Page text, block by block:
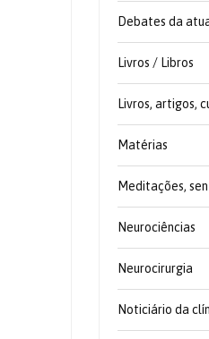
Debates da
Livros / Libros
Livros, artigos,
Matérias
Meditações,
Neurociências
Neurocirurgia
Noticiário da